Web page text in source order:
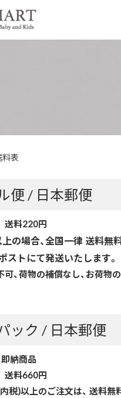
料表
便 / 日本郵便
料220円
の場合、全国一律 送料無
ストにて発送いたします。
可、荷物の補償なし、お荷物
ック / 日本郵便
納商品
料660円
税)以上のご注文は、 送料無